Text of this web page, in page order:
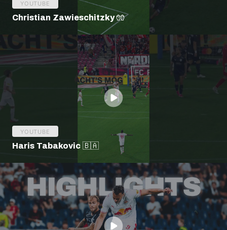
YOUTUBE
Christian Zawieschitzky 🧤
YOUTUBE
Haris Tabakovic 🇧🇦